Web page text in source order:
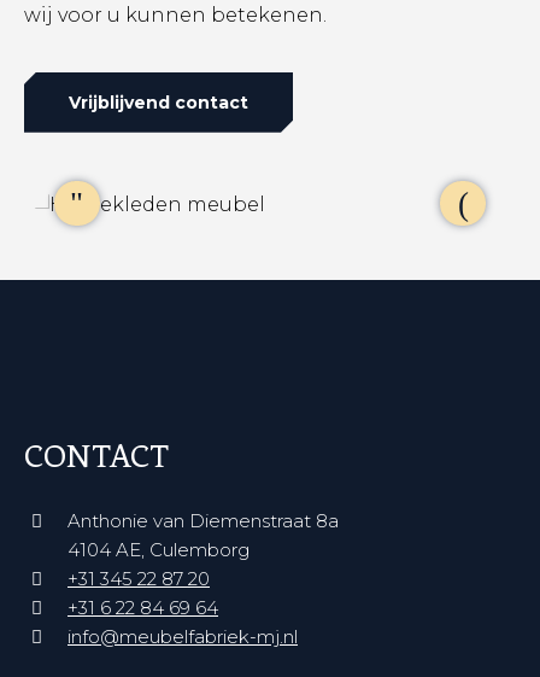
wij voor u kunnen betekenen.
Vrijblijvend contact
CONTACT
Anthonie van Diemenstraat 8a
4104 AE, Culemborg
+31 345 22 87 20‬
+31 6 22 84 69 64‬
info@meubelfabriek-mj.nl